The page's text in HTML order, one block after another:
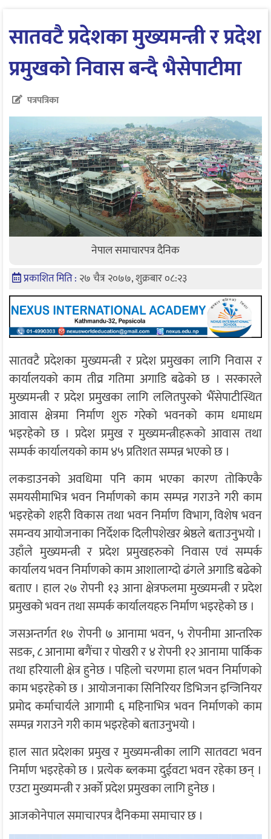
सातवटै प्रदेशका मुख्यमन्त्री र प्रदेश
प्रमुखको निवास बन्दै भैसेपाटीमा
पत्रपत्रिका
नेपाल समाचारपत्र दैनिक
प्रकाशित मिति : २७ चैत्र २०७७, शुक्रबार ०८:२३
सातवटै प्रदेशका मुख्यमन्त्री र प्रदेश प्रमुखका लागि निवास र
कार्यालयको काम तीव्र गतिमा अगाडि बढेको छ । सरकारले
मुख्यमन्त्री र प्रदेश प्रमुखका लागि ललितपुरको भैँसेपाटीस्थित
आवास क्षेत्रमा निर्माण शुरु गरेको भवनको काम धमाधम
भइरहेको छ । प्रदेश प्रमुख र मुख्यमन्त्रीहरूको आवास तथा
सम्पर्क कार्यालयको काम ४५ प्रतिशत सम्पन्न भएको छ ।
लकडाउनको अवधिमा पनि काम भएका कारण तोकिएकै
समयसीमाभित्र भवन निर्माणको काम सम्पन्न गराउने गरी काम
भइरहेको शहरी विकास तथा भवन निर्माण विभाग, विशेष भवन
समन्वय आयोजनाका निर्देशक दिलीपशेखर श्रेष्ठले बताउनुभयो ।
उहाँले मुख्यमन्त्री र प्रदेश प्रमुखहरुको निवास एवं सम्पर्क
कार्यालय भवन निर्माणको काम आशालाग्दो ढंगले अगाडि बढेको
बताए । हाल २७ रोपनी १३ आना क्षेत्रफलमा मुख्यमन्त्री र प्रदेश
प्रमुखको भवन तथा सम्पर्क कार्यालयहरु निर्माण भइरहेको छ ।
जसअन्तर्गत १७ रोपनी ७ आनामा भवन, ५ रोपनीमा आन्तरिक
सडक, ८ आनामा बगैंचा र पोखरी र ४ रोपनी १२ आनामा पार्किक
तथा हरियाली क्षेत्र हुनेछ । पहिलो चरणमा हाल भवन निर्माणको
काम भइरहेको छ । आयोजनाका सिनिरियर डिभिजन इन्जिनियर
प्रमोद कर्माचार्यले आगामी ६ महिनाभित्र भवन निर्माणको काम
सम्पन्न गराउने गरी काम भइरहेको बताउनुभयो ।
हाल सात प्रदेशका प्रमुख र मुख्यमन्त्रीका लागि सातवटा भवन
निर्माण भइरहेको छ । प्रत्येक ब्लकमा दुईवटा भवन रहेका छन् ।
एउटा मुख्यमन्त्री र अर्को प्रदेश प्रमुखका लागि हुनेछ ।
आजकोनेपाल समाचारपत्र दैनिकमा समाचार छ ।